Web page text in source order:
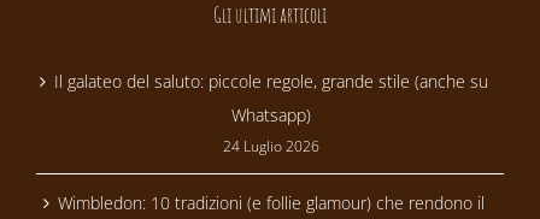
Gli ultimi articoli
Il galateo del saluto: piccole regole, grande stile (anche su
Whatsapp)
24 Luglio 2026
Wimbledon: 10 tradizioni (e follie glamour) che rendono il